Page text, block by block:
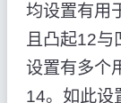
均设置有用
且凸起12
设置有多个
14。如此设